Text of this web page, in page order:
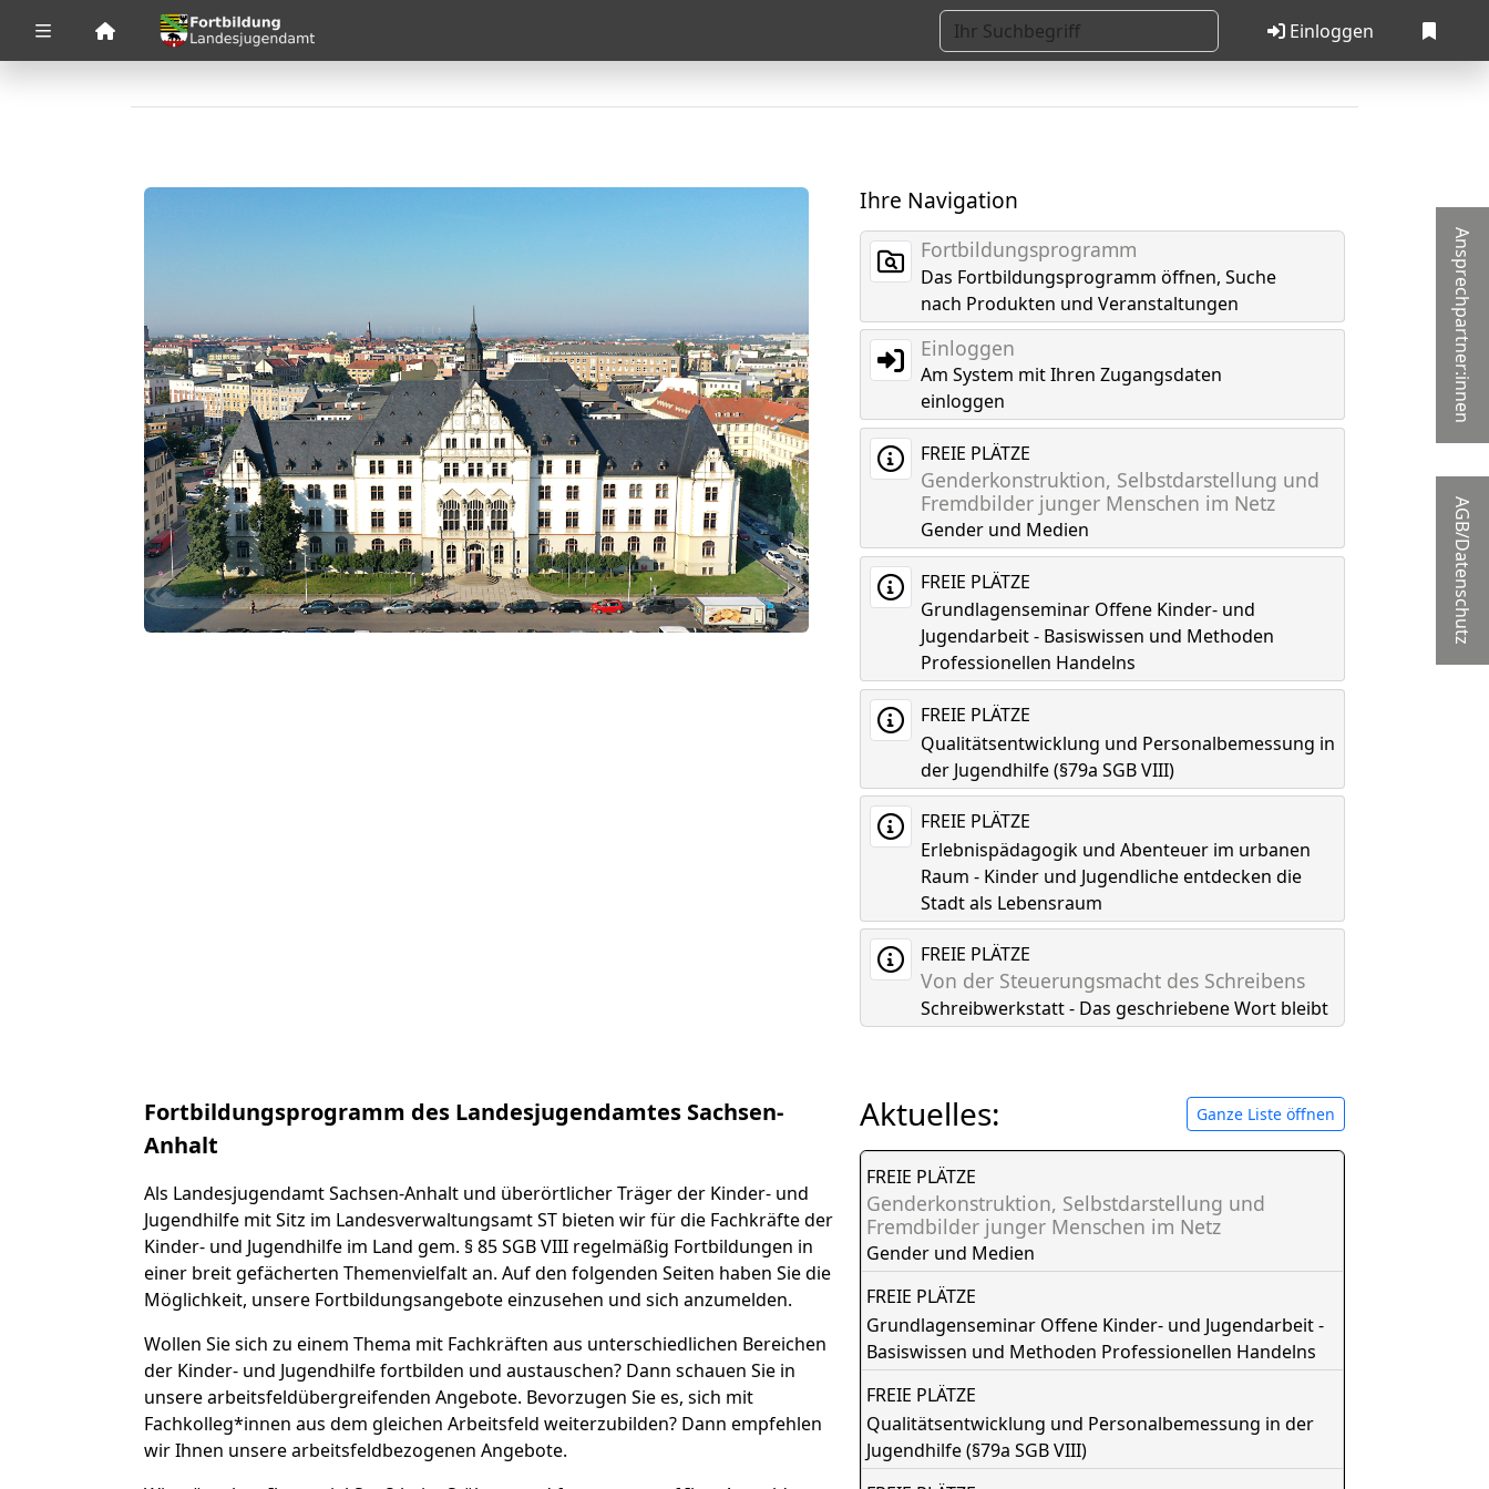
Einloggen
Zuklappen
Ansprechpartner:innen
AGB/Datenschutz
Ihre Navigation
Fortbildungsprogramm
Das Fortbildungsprogramm öffnen, Suche
nach Produkten und Veranstaltungen
Einloggen
Am System mit Ihren Zugangsdaten
einloggen
FREIE PLÄTZE
Genderkonstruktion, Selbstdarstellung und
Fremdbilder junger Menschen im Netz
Gender und Medien
FREIE PLÄTZE
Grundlagenseminar Offene Kinder- und
Jugendarbeit - Basiswissen und Methoden
Professionellen Handelns
FREIE PLÄTZE
Qualitätsentwicklung und Personalbemessung in
der Jugendhilfe (§79a SGB VIII)
FREIE PLÄTZE
Erlebnispädagogik und Abenteuer im urbanen
Raum - Kinder und Jugendliche entdecken die
Stadt als Lebensraum
FREIE PLÄTZE
Von der Steuerungsmacht des Schreibens
Schreibwerkstatt - Das geschriebene Wort bleibt
Fortbildungsprogramm des Landesjugendamtes Sachsen-
Anhalt
Als Landesjugendamt Sachsen-Anhalt und überörtlicher Träger der Kinder- und
Jugendhilfe mit Sitz im Landesverwaltungsamt ST bieten wir für die Fachkräfte der
Kinder- und Jugendhilfe im Land gem. § 85 SGB VIII regelmäßig Fortbildungen in
einer breit gefächerten Themenvielfalt an. Auf den folgenden Seiten haben Sie die
Möglichkeit, unsere Fortbildungsangebote einzusehen und sich anzumelden.
Wollen Sie sich zu einem Thema mit Fachkräften aus unterschiedlichen Bereichen
der Kinder- und Jugendhilfe fortbilden und austauschen? Dann schauen Sie in
unsere arbeitsfeldübergreifenden Angebote. Bevorzugen Sie es, sich mit
Fachkolleg*innen aus dem gleichen Arbeitsfeld weiterzubilden? Dann empfehlen
wir Ihnen unsere arbeitsfeldbezogenen Angebote.
Aktuelles: Ganze Liste öffnen
FREIE PLÄTZE
Genderkonstruktion, Selbstdarstellung und
Fremdbilder junger Menschen im Netz
Gender und Medien
FREIE PLÄTZE
Grundlagenseminar Offene Kinder- und Jugendarbeit -
Basiswissen und Methoden Professionellen Handelns
FREIE PLÄTZE
Qualitätsentwicklung und Personalbemessung in der
Jugendhilfe (§79a SGB VIII)